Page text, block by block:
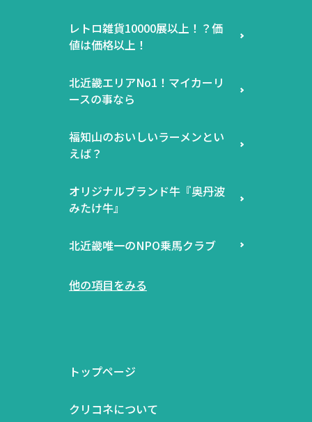
レトロ雑貨10000展以上！？価
値は価格以上！
北近畿エリアNo1！マイカーリ
ースの事なら
福知山のおいしいラーメンとい
えば？
オリジナルブランド牛『奥丹波
みたけ牛』
北近畿唯一のNPO乗馬クラブ
他の項目をみる
トップページ
クリコネについて